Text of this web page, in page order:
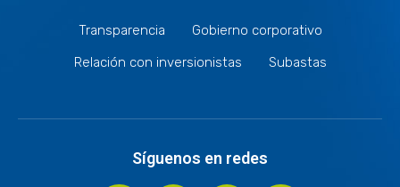
Transparencia
Gobierno corporativo
Relación con inversionistas
Subastas
Síguenos en redes